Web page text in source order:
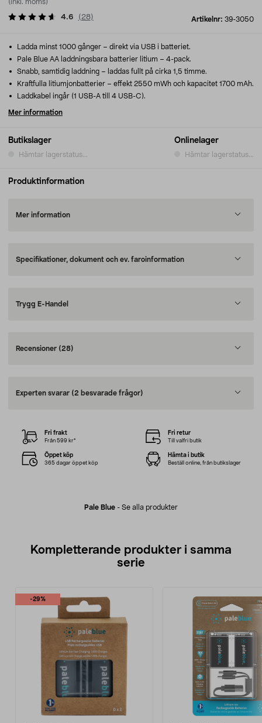
(inkl. moms)
Artikelnr: 39-3050
4.6 ( 28)
Butikslager
Hämtar lagerstatus...
Onlinelager
Hämtar lagerstatus...
Ladda minst 1000 gånger – direkt via USB i batteriet.
Pale Blue AA laddningsbara batterier litium – 4-pack.
Snabb, samtidig laddning – laddas fullt på cirka 1,5 timme.
Kraftfulla litiumjonbatterier – effekt 2550 mWh och kapacitet 1700 mAh.
Laddkabel ingår (1 USB-A till 4 USB-C).
Mer information
Produktinformation
Mer information
Specifikationer, dokument och ev. faroinformation
Trygg E-Handel
Recensioner (28)
Experten svarar (2 besvarade frågor)
Pale Blue - Se alla produkter
Fri frakt
Från 599 kr*
Fri retur
Till valfri butik
Öppet köp
365 dagar öppet köp
Hämta i butik
Beställ online, från butikslager
Kompletterande produkter i samma
serie
-29%